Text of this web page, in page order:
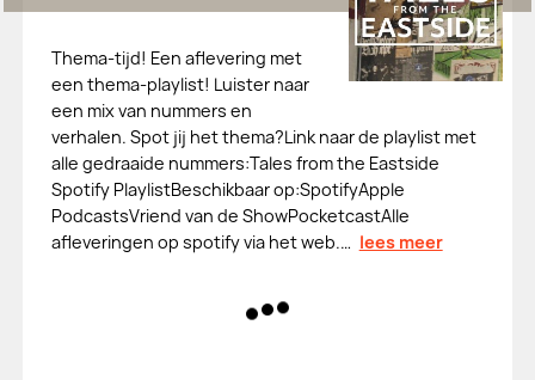
Thema-tijd! Een aflevering met
een thema-playlist! Luister naar
een mix van nummers en
verhalen. Spot jij het thema?Link naar de playlist met
alle gedraaide nummers:Tales from the Eastside
Spotify PlaylistBeschikbaar op:SpotifyApple
PodcastsVriend van de ShowPocketcastAlle
afleveringen op spotify via het web.… lees meer